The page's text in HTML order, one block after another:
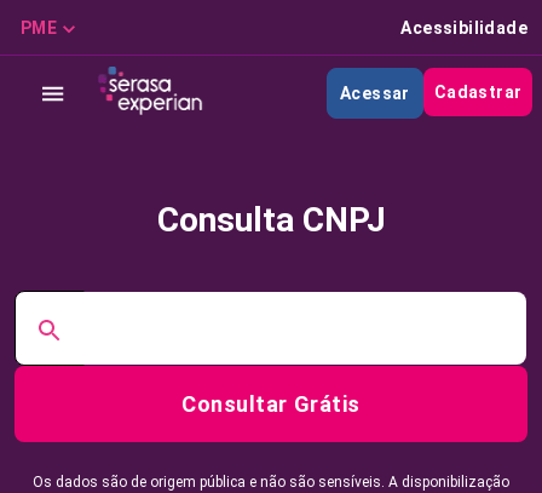
PME Acessibilidade
Acessar Cadastrar
Consulta CNPJ
Consultar Grátis
Os dados são de origem pública e não são sensíveis. A disponibilização